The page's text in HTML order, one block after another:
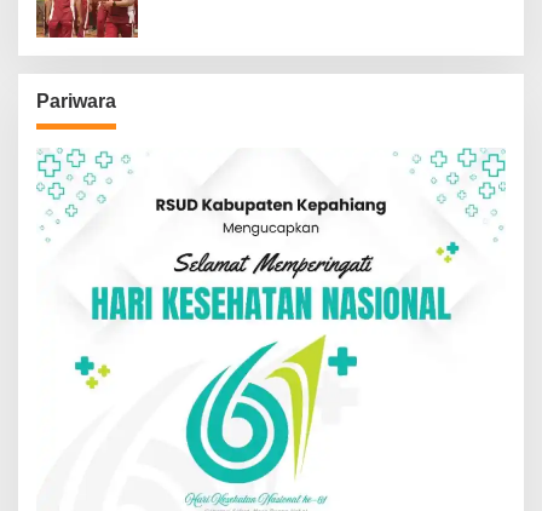
Pariwara